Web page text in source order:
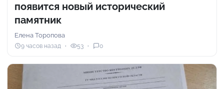
появится новый исторический
памятник
Елена Торопова
9 часов назад 53 0